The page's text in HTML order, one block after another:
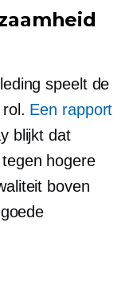
speelt de
Een rapport
blijkt dat
hogere
boven